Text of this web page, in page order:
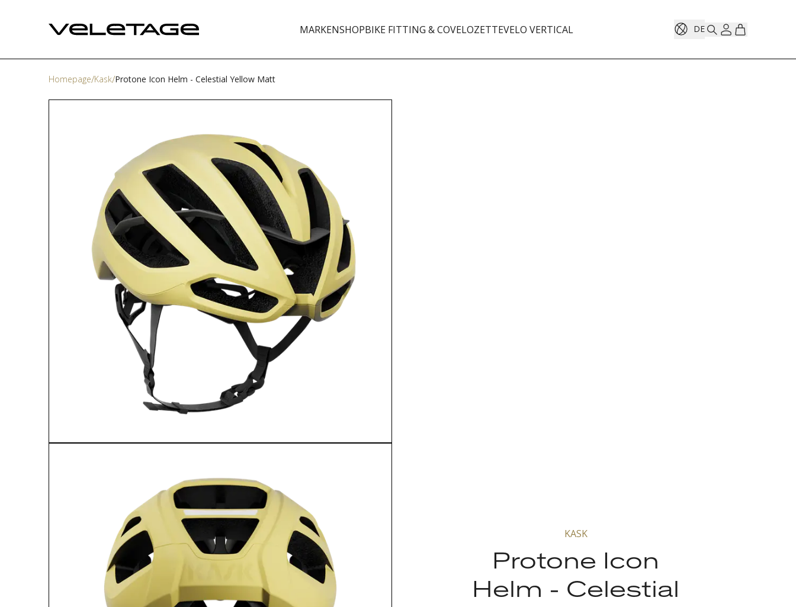
MARKENSHOPBIKE FITTING & COVELOZETTEVELO VERTICAL DE
Homepage Kask Protone Icon Helm - Celestial Yellow Matt
KASK
Protone Icon
Helm - Celestial